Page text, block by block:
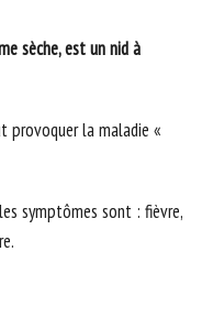
sèche, est un nid à
provoquer la maladie «
symptômes sont : fièvre,